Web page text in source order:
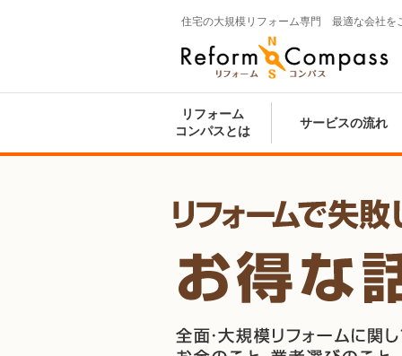
住宅の大規模リフォーム専門 最適な会社を
ス
リフォーム
コンパスとは
サービスの流れ